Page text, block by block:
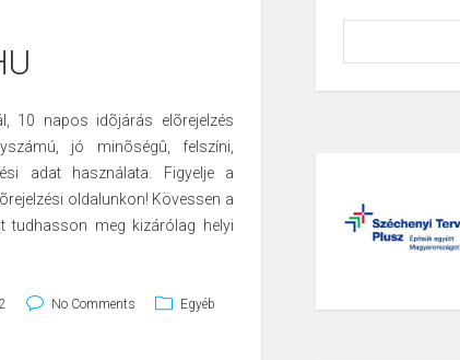
10 napos idõjárás elõrejelzés
jó minõségû, felszíni,
adat használata. Figyelje a
oldalunkon! Kövessen a
tudhasson meg kizárólag helyi
No Comments Egyéb